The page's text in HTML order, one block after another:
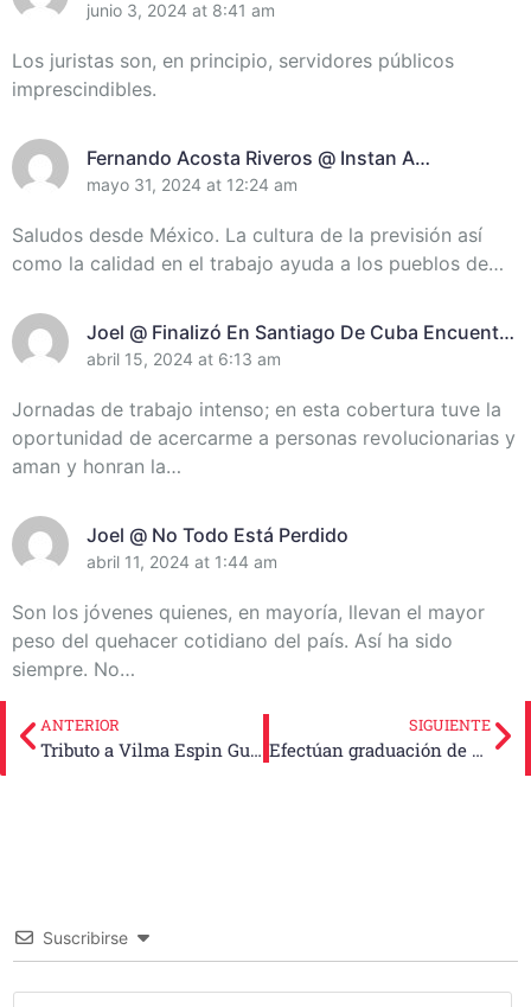
Randich, Presidenta De La Unión De Juristas En
junio 3, 2024 at 8:41 am
Los juristas son, en principio, servidores públicos
imprescindibles.
Fernando Acosta Riveros @ Instan A
Incrementar El Control De Recursos En
mayo 31, 2024 at 12:24 am
Saludos desde México. La cultura de la previsión así
como la calidad en el trabajo ayuda a los pueblos de…
Joel @ Finalizó En Santiago De Cuba Encuentro
De Miembros Del Destacamento Pedagógico
abril 15, 2024 at 6:13 am
Jornadas de trabajo intenso; en esta cobertura tuve la
oportunidad de acercarme a personas revolucionarias y
aman y honran la…
Joel @ No Todo Está Perdido
abril 11, 2024 at 1:44 am
Son los jóvenes quienes, en mayoría, llevan el mayor
peso del quehacer cotidiano del país. Así ha sido
siempre. No…
ANTERIOR
Tributo a Vilma Espin Guillois en el aniversario de su desaparición física
SIGUIENTE
Efectúan graduación de Escuela Pedagógica en Santiago de Cuba
Suscribirse